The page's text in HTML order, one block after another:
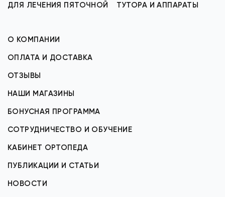
ДЛЯ ЛЕЧЕНИЯ ПЯТОЧНОЙ
ТУТОРА И АППАРАТЫ
О КОМПАНИИ
ОПЛАТА И ДОСТАВКА
ОТЗЫВЫ
НАШИ МАГАЗИНЫ
БОНУСНАЯ ПРОГРАММА
СОТРУДНИЧЕСТВО И ОБУЧЕНИЕ
КАБИНЕТ ОРТОПЕДА
ПУБЛИКАЦИИ И СТАТЬИ
НОВОСТИ